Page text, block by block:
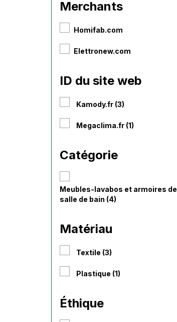
Merchants
Homifab.com
Elettronew.com
ID du site web
Kamody.fr (3)
Megaclima.fr (1)
Catégorie
Meubles-lavabos et armoires de
salle de bain (4)
Matériau
Textile (3)
Plastique (1)
Éthique